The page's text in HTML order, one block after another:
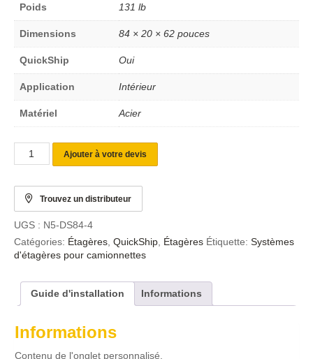
Poids 131 lb
Dimensions 84 × 20 × 62 pouces
QuickShip Oui
Application Intérieur
Matériel Acier
Ajouter à votre devis
Trouvez un distributeur
UGS : N5-DS84-4
Catégories: Étagères, QuickShip, Étagères Étiquette: Systèmes
d'étagères pour camionnettes
Guide d'installation Informations
Informations
Contenu de l'onglet personnalisé.